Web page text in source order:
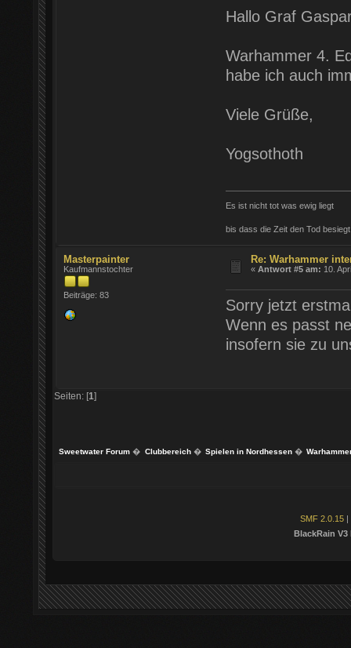
Hallo Graf
Warhammer 4.
habe ich auch
Viele Grüße,
Yogsothoth
Es ist nicht tot was ewig liegt
bis dass die Zeit den Tod
Masterpainter
Kaufmannstochter
Beiträge: 83
Re: Warhammer
«Antwort #5 am: 10.
Sorry jetzt
Wenn es passt
insofern sie zu
Seiten: [1]
Sweetwater Forum � Clubbereich� Spielen in Nordhessen�
SMF 2.0.15
BlackRain V3